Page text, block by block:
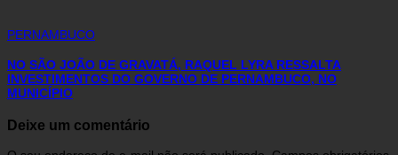
PERNAMBUCO
NO SÃO JOÃO DE GRAVATÁ, RAQUEL LYRA RESSALTA
INVESTIMENTOS DO GOVERNO DE PERNAMBUCO, NO
MUNICÍPIO
Deixe um comentário